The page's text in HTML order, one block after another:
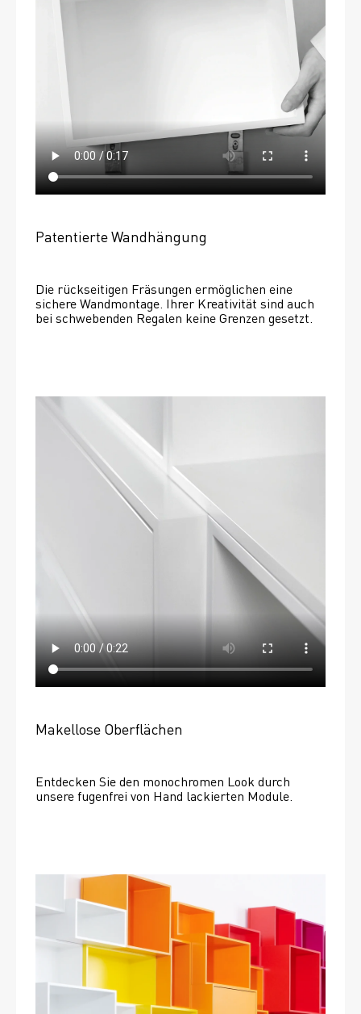
Patentierte Wandhängung
Die rückseitigen Fräsungen ermöglichen eine
sichere Wandmontage. Ihrer Kreativität sind auch
bei schwebenden Regalen keine Grenzen gesetzt.
Makellose Oberflächen
Entdecken Sie den monochromen Look durch
unsere fugenfrei von Hand lackierten Module.